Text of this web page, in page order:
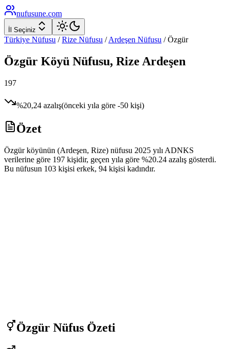
nufusune.com
İl Seçiniz
Türkiye Nüfusu / Rize Nüfusu / Ardeşen Nüfusu /Özgür
Özgür Köyü Nüfusu, Rize Ardeşen
197
%20,24 azalış(önceki yıla göre -50 kişi)
Özet
Özgür köyünün (Ardeşen, Rize) nüfusu 2025 yılı ADNKS
verilerine göre 197 kişidir, geçen yıla göre %20.24 azalış gösterdi.
Bu nüfusun 103 kişisi erkek, 94 kişisi kadındır.
Özgür Nüfus Özeti